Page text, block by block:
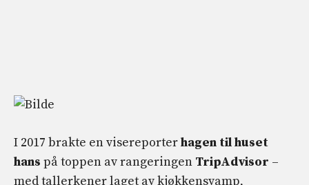
I 2017 brakte en visereporterhagen til huset
hans på toppen av rangeringen TripAdvisor –
med tallerkener laget av kjøkkensvamp,